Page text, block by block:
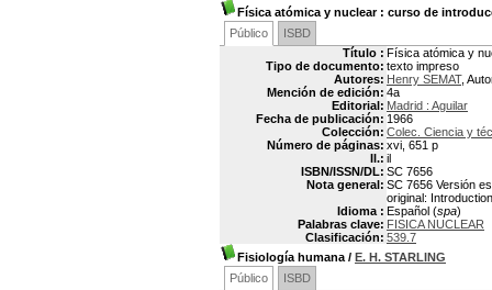
Física atómica y nuclear: curso de
Público
ISBD
Título : Física atómica y
Tipo de documento: texto impreso
Autores: Henry SEMAT,
Mención de edición: 4a
Editorial: Madrid : Aguilar
Fecha de publicación: 1966
Colección: Colec. Ciencia y
Número de páginas: xvi, 651 p
Il.: il
ISBN/ISSN/DL: SC 7656
Nota general: SC 7656 Versión
original:
Idioma : Español (spa)
Palabras clave: FISICA NUCLEAR
Clasificación: 539.7
Fisiología humana / E. H. STARLING
Público
ISBD